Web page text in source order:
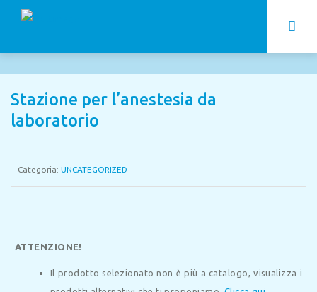
Stazione per l’anestesia da
laboratorio
Categoria: UNCATEGORIZED
ATTENZIONE!
Il prodotto selezionato non è più a catalogo, visualizza i